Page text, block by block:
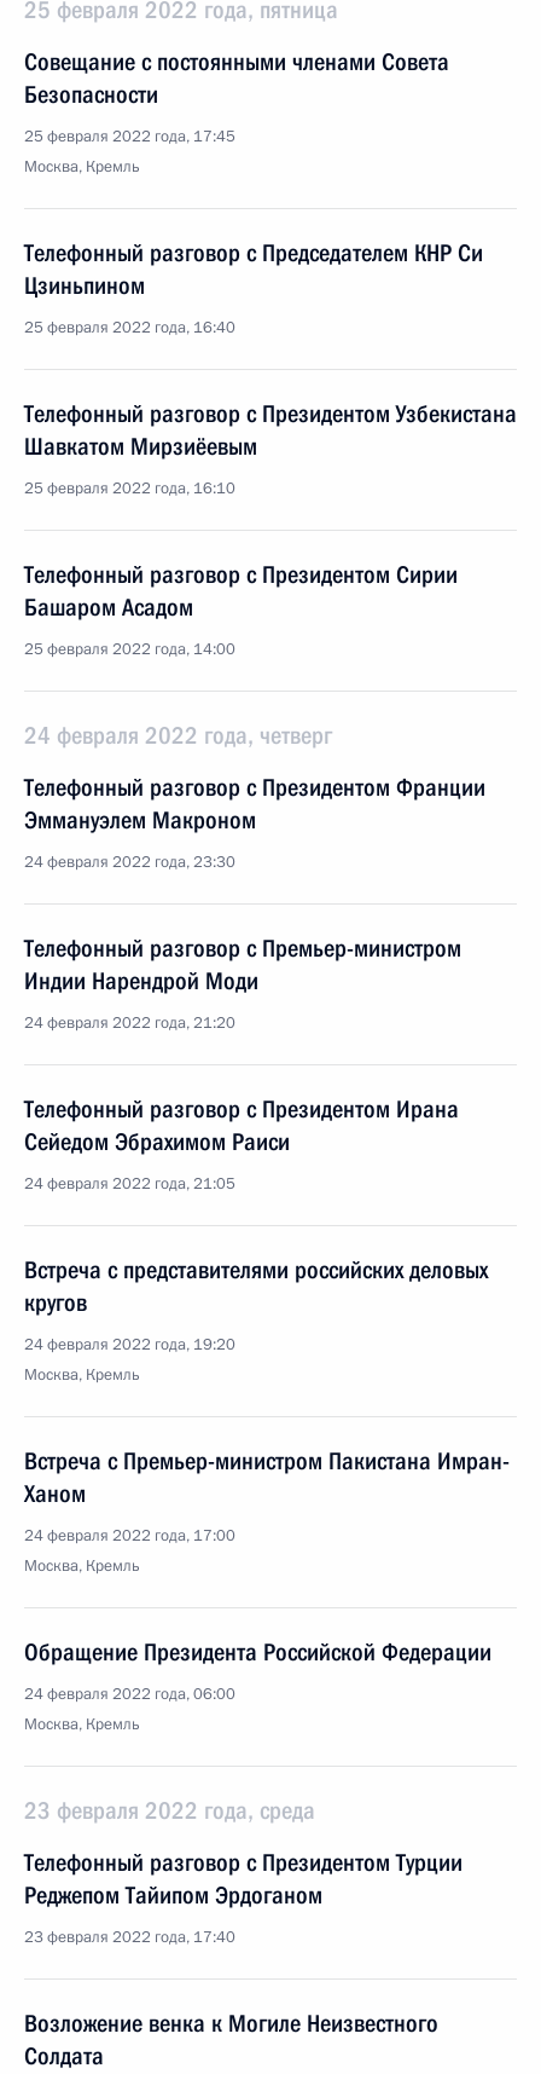
25 февраля 2022 года, пятница
Совещание с постоянными членами Совета
Безопасности
25 февраля 2022 года, 17:45
Москва, Кремль
Телефонный разговор с Председателем КНР Си
Цзиньпином
25 февраля 2022 года, 16:40
Телефонный разговор с Президентом Узбекистана
Шавкатом Мирзиёевым
25 февраля 2022 года, 16:10
Телефонный разговор с Президентом Сирии
Башаром Асадом
25 февраля 2022 года, 14:00
24 февраля 2022 года, четверг
Телефонный разговор с Президентом Франции
Эммануэлем Макроном
24 февраля 2022 года, 23:30
Телефонный разговор с Премьер-министром
Индии Нарендрой Моди
24 февраля 2022 года, 21:20
Телефонный разговор с Президентом Ирана
Сейедом Эбрахимом Раиси
24 февраля 2022 года, 21:05
Встреча с представителями российских деловых
кругов
24 февраля 2022 года, 19:20
Москва, Кремль
Встреча с Премьер-министром Пакистана Имран-
Ханом
24 февраля 2022 года, 17:00
Москва, Кремль
Обращение Президента Российской Федерации
24 февраля 2022 года, 06:00
Москва, Кремль
23 февраля 2022 года, среда
Телефонный разговор с Президентом Турции
Реджепом Тайипом Эрдоганом
23 февраля 2022 года, 17:40
Возложение венка к Могиле Неизвестного
Солдата